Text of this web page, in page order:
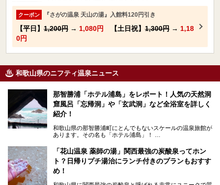
クーポン 『さがの温泉 天山の湯』入館料120円引き
【平日】 1,200円 → 1,080円 【土日祝】 1,300円 → 1,18
0円
和歌山県のニフティ温泉ニュース
那智勝浦「ホテル浦島」をレポート！人気の天然洞
窟風呂「忘帰洞」や「玄武洞」など全浴室を詳しく
紹介！
和歌山県の那智勝浦町にとんでもないスケールの温泉旅館が
あります。その名も「ホテル浦島」！
泉。日本一長いエスカレーターで「本館」と「山上館」を結
び、海を一望する絶景も。
6ヵ所のお風呂のうち5ヵ所までは日帰り入浴も可。可愛ら
しいカメさんの形の送迎船「浦島丸」に乗っていざ、温泉の
湧く竜宮城へ！
「花山温泉 薬師の湯」関西最強の炭酸泉ってホン
ト？日帰りプチ湯治にランチ付きのプランもおすす
め！